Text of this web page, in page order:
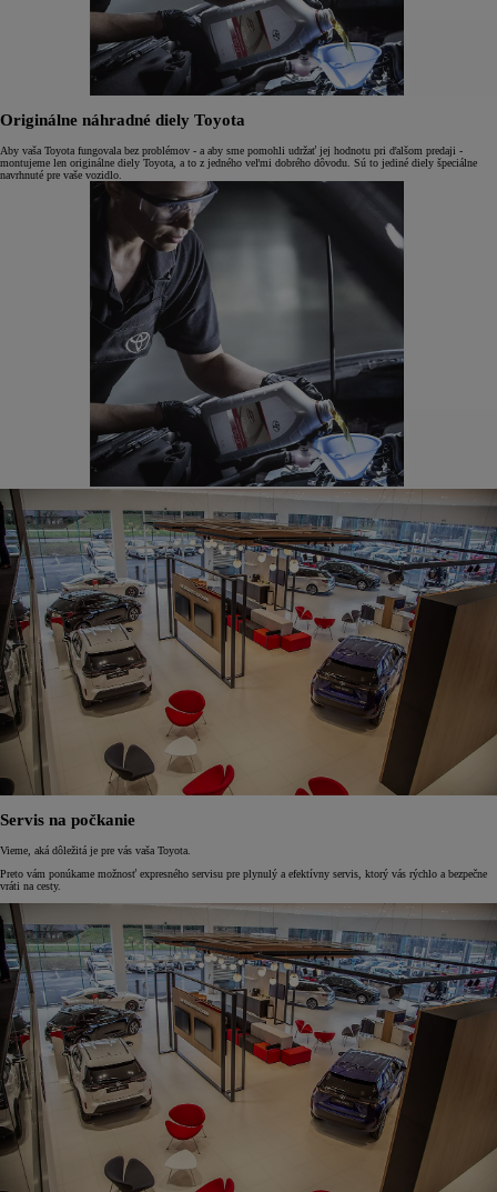
Originálne náhradné diely Toyota
Aby vaša Toyota fungovala bez problémov - a aby sme pomohli udržať jej hodnotu pri ďalšom predaji -
montujeme len originálne diely Toyota, a to z jedného veľmi dobrého dôvodu. Sú to jediné diely špeciálne
navrhnuté pre vaše vozidlo.
Servis na počkanie
Vieme, aká dôležitá je pre vás vaša Toyota.
Preto vám ponúkame možnosť expresného servisu pre plynulý a efektívny servis, ktorý vás rýchlo a bezpečne
vráti na cesty.